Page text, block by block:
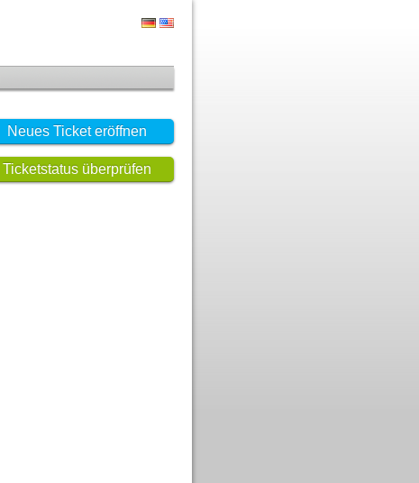
Neues Ticket eröffnen
Ticketstatus überprüfen